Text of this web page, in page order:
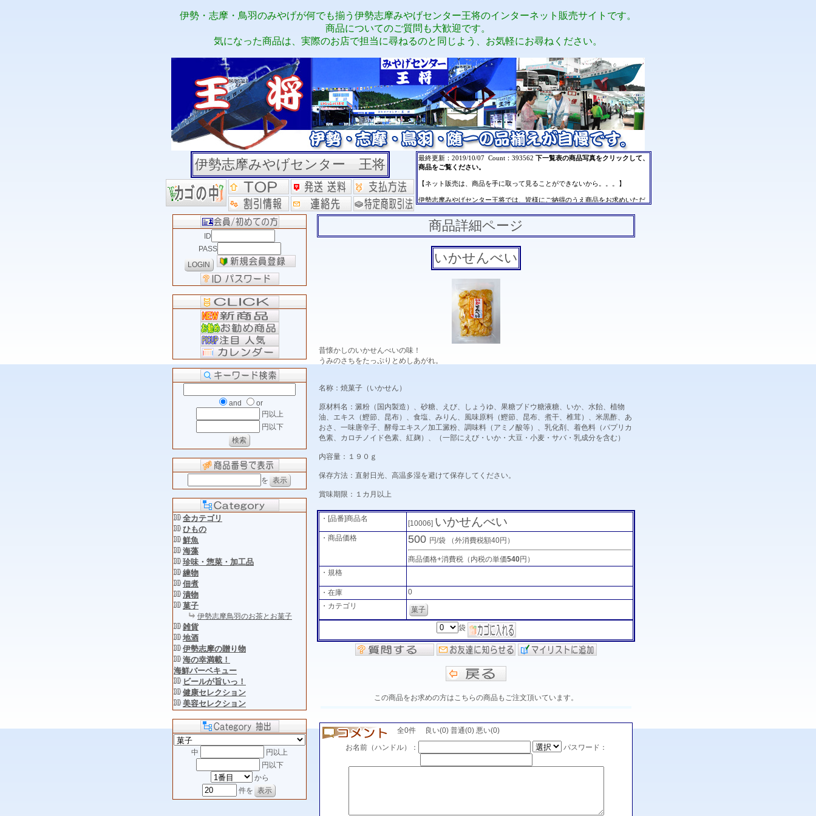
伊勢・志摩・鳥羽のみやげが何でも揃う伊勢志摩みやげセンター王将のインターネット販売サイトです。
商品についてのご質問も大歓迎です。
気になった商品は、実際のお店で担当に尋ねるのと同じよう、お気軽にお尋ねください。
伊勢志摩みやげセンター 王将
ID
PASS
and
or
円以上
円以下
を
全カテゴリ
ひもの
鮮魚
海藻
珍味・惣菜・加工品
練物
佃煮
漬物
菓子
伊勢志摩鳥羽のお茶とお菓子
雑貨
地酒
伊勢志摩の贈り物
海の幸満載！
海鮮バーベキュー
ビールが旨いっ！
健康セレクション
美容セレクション
中
円以上
円以下
から
件を
商品詳細ページ
いかせんべい
昔懐かしのいかせんべいの味！
うみのさちをたっぷりとめしあがれ。
名称：焼菓子（いかせん）
原材料名：澱粉（国内製造）、砂糖、えび、しょうゆ、果糖ブドウ糖液糖、いか、水飴、植物
油、エキス（鰹節、昆布）、食塩、みりん、風味原料（鰹節、昆布、煮干、椎茸）、米黒酢、あ
おさ、一味唐辛子、酵母エキス／加工澱粉、調味料（アミノ酸等）、乳化剤、着色料（パプリカ
色素、カロチノイド色素、紅麹）、（一部にえび・いか・大豆・小麦・サバ・乳成分を含む）
内容量：１９０ｇ
保存方法：直射日光、高温多湿を避けて保存してください。
賞味期限：１カ月以上
・[品番]商品名
[10006] いかせんべい
・商品価格 500 円/袋 （外消費税額40円）
商品価格+消費税（内税の単価540円）
・規格
・在庫
0
・カテゴリ
菓子
袋
この商品をお求めの方はこちらの商品もご注文頂いています。
全0件 良い(0) 普通(0) 悪い(0)
お名前（ハンドル）：
パスワード：